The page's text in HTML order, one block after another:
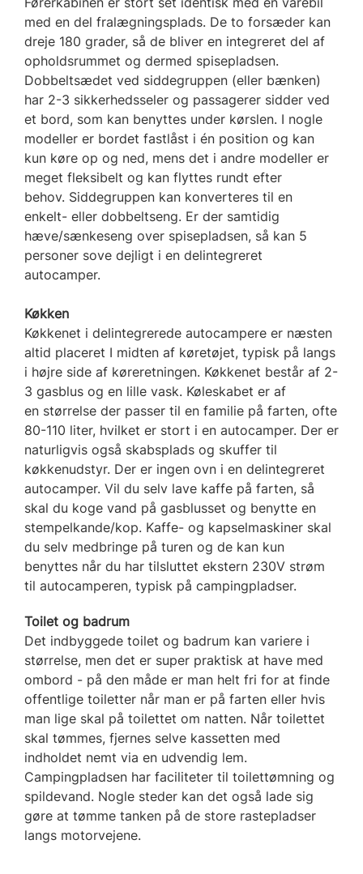
med en del fralægningsplads. De to forsæder kan
dreje 180 grader, så de bliver en integreret del af
opholdsrummet og dermed spisepladsen.
Dobbeltsædet ved siddegruppen (eller bænken)
har 2-3 sikkerhedsseler og passagerer sidder ved
et bord, som kan benyttes under kørslen. I nogle
modeller er bordet fastlåst i én position og kan
kun køre op og ned, mens det i andre modeller er
meget fleksibelt og kan flyttes rundt efter
behov. Siddegruppen kan konverteres til en
enkelt- eller dobbeltseng. Er der samtidig
hæve/sænkeseng over spisepladsen, så kan 5
personer sove dejligt i en delintegreret
autocamper.
Køkken
Køkkenet i delintegrerede autocampere er næsten
altid placeret I midten af køretøjet, typisk på langs
i højre side af køreretningen. Køkkenet består af 2-
3 gasblus og en lille vask. Køleskabet er af
en størrelse der passer til en familie på farten, ofte
80-110 liter, hvilket er stort i en autocamper. Der er
naturligvis også skabsplads og skuffer til
køkkenudstyr. Der er ingen ovn i en delintegreret
autocamper. Vil du selv lave kaffe på farten, så
skal du koge vand på gasblusset og benytte en
stempelkande/kop. Kaffe- og kapselmaskiner skal
du selv medbringe på turen og de kan kun
benyttes når du har tilsluttet ekstern 230V strøm
til autocamperen, typisk på campingpladser.
Toilet og badrum
Det indbyggede toilet og badrum kan variere i
størrelse, men det er super praktisk at have med
ombord - på den måde er man helt fri for at finde
offentlige toiletter når man er på farten eller hvis
man lige skal på toilettet om natten. Når toilettet
skal tømmes, fjernes selve kassetten med
indholdet nemt via en udvendig lem.
Campingpladsen har faciliteter til toilettømning og
spildevand. Nogle steder kan det også lade sig
gøre at tømme tanken på de store rastepladser
langs motorvejene.